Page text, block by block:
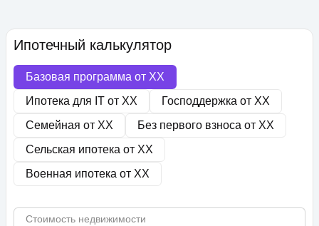
Ипотечный калькулятор
Базовая программа от XX
Ипотека для IT от XX Господдержка от XX
Семейная от XX Без первого взноса от XX
Сельская ипотека от XX
Военная ипотека от XX
Стоимость недвижимости